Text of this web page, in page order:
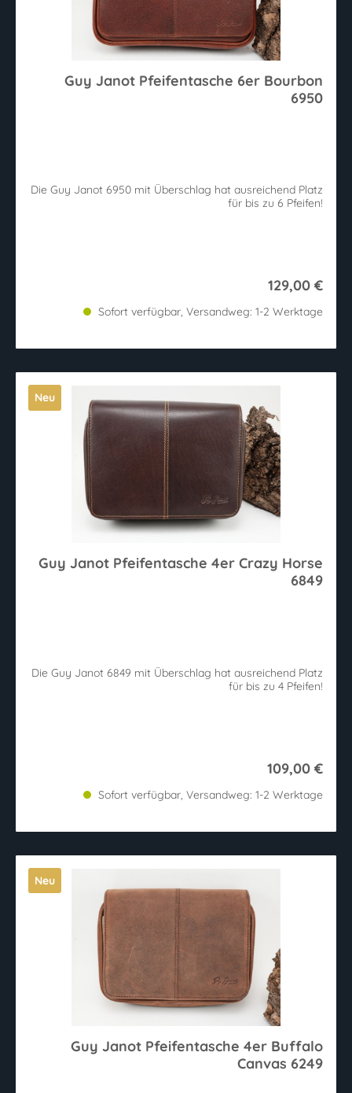
Guy Janot Pfeifentasche 6er Bourbon
6950
Die Guy Janot 6950 mit Überschlag hat ausreichend Platz
für bis zu 6 Pfeifen!
129,00 €
Sofort verfügbar, Versandweg: 1-2 Werktage
Neu
Guy Janot Pfeifentasche 4er Crazy Horse
6849
Die Guy Janot 6849 mit Überschlag hat ausreichend Platz
für bis zu 4 Pfeifen!
109,00 €
Sofort verfügbar, Versandweg: 1-2 Werktage
Neu
Guy Janot Pfeifentasche 4er Buffalo
Canvas 6249